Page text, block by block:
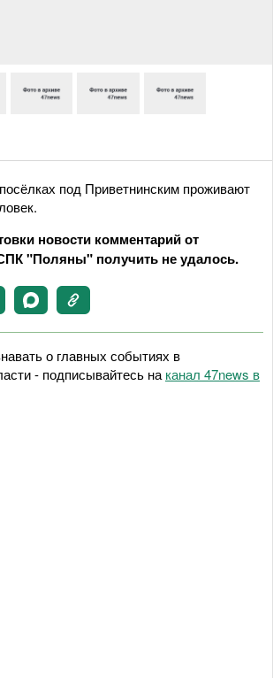
под Приветнинским проживают
новости комментарий от
"Поляны" получить не удалось.
о главных событиях в
- подписывайтесь на канал 47news в